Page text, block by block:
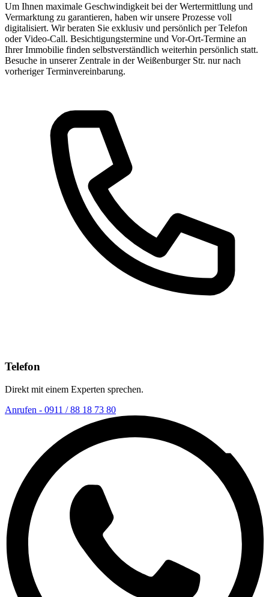
Um Ihnen maximale Geschwindigkeit bei der Wertermittlung und
Vermarktung zu garantieren, haben wir unsere Prozesse voll
digitalisiert. Wir beraten Sie exklusiv und persönlich per Telefon
oder Video-Call. Besichtigungstermine und Vor-Ort-Termine an
Ihrer Immobilie finden selbstverständlich weiterhin persönlich statt.
Besuche in unserer Zentrale in der Weißenburger Str. nur nach
vorheriger Terminvereinbarung.
Telefon
Direkt mit einem Experten sprechen.
Anrufen - 0911 / 88 18 73 80